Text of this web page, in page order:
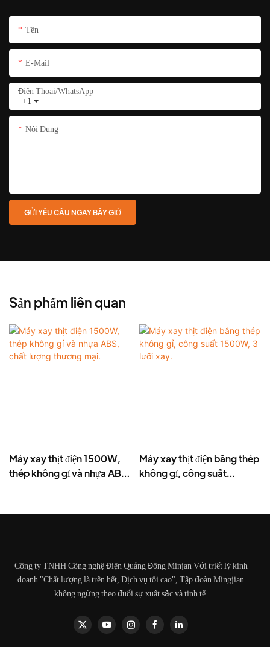
Tên
E-Mail
+1
Điện Thoại/whatsApp
Nội Dung
GỬI YÊU CẦU NGAY BÂY GIỜ
Sản phẩm liên quan
Máy xay thịt điện 1500W,
thép không gỉ và nhựa ABS,
Máy xay thịt điện bằng thép
không gỉ, công suất
Công ty TNHH Công nghệ Điện Quảng Đông Minjan Với triết lý kinh
doanh "Chất lượng là trên hết, Dịch vụ tối cao", Tập đoàn Mingjian
không ngừng theo đuổi sự xuất sắc và tinh tế.